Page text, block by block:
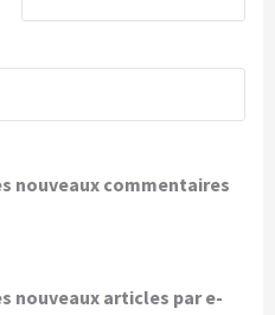
nouveaux commentaires
nouveaux articles par e-